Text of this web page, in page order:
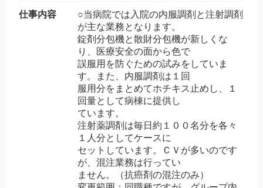
仕事内容
○当病院では入院の内服調剤と注射調剤
が主な業務となります。
錠剤分包機と散財分包機が新しくな
り、医療安全の面から色で
誤服用を防ぐための試みをしていま
す。また、内服調剤は１回
服用分をまとめてホチキス止めし、１
回量として病棟に提供し
ています。
注射薬調剤は毎日約１００名分を各々
１人分としてケースに
セットしています。ＣＶが多いのです
が、混注業務は行ってい
ません。（抗癌剤の混注のみ）